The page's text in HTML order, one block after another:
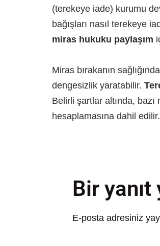
(terekeye iade) kurumu
bağışları nasıl terekeye
miras hukuku paylaşım
Miras bırakanın
dengesizlik yaratabilir.
Belirli şartlar altında, bazı
hesaplamasına dahil edilir.
Bir yanıt
E-posta adresiniz